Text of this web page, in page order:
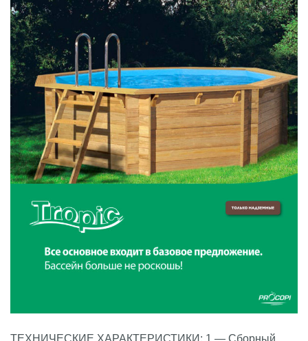
ТЕХНИЧЕСКИЕ ХАРАКТЕРИСТИКИ: 1 — Сборный